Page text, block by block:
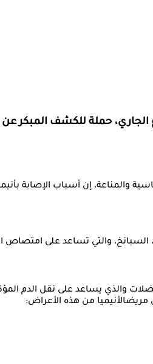
حملة للكشف المبكر
إن أسباب الإصابة
السبانخ، والتي تساعد على امتصاص
والذي يساعد على نقل الدم
مريضالأنيميا من هذه الأعراض: